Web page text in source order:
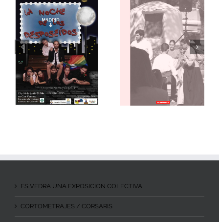
BALLADA AL POU DE
GATZARA
ES VEDRA UNA EXPOSICION COLECTIVA
CORTOMETRAJES / CORSARIS